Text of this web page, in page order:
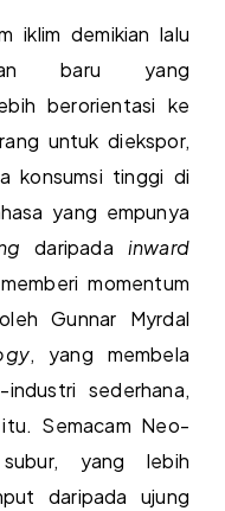
iklim demikian lalu
baru yang
berorientasi ke
untuk diekspor,
konsumsi tinggi di
yang empunya
daripada inward
momentum
Gunnar Myrdal
, yang membela
sederhana,
Semacam Neo-
yang lebih
daripada ujung